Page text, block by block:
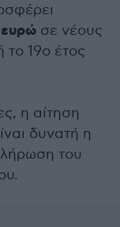
ευρώ σε νέους
19ο έτος
η αίτηση
δυνατή η
του